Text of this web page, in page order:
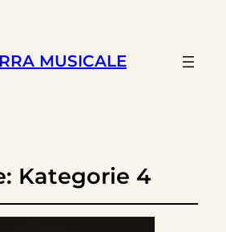
MUSICALE
Kategorie 4